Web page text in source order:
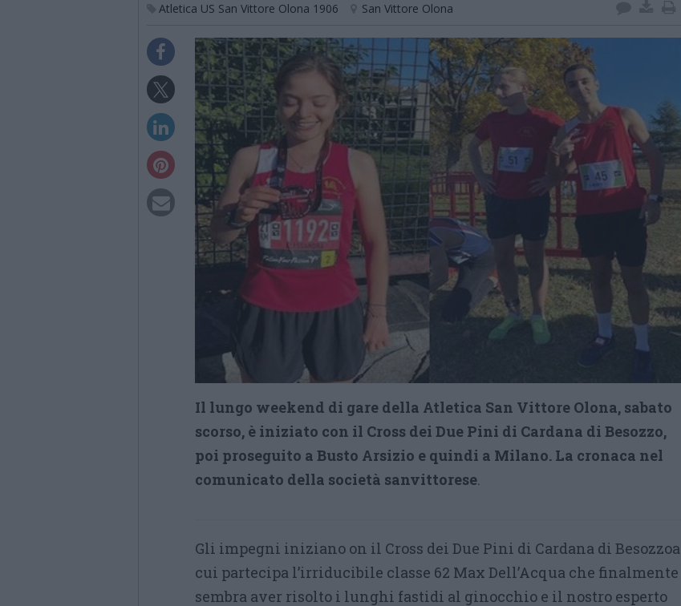
Atletica US San Vittore Olona 1906 San Vittore Olona
Il lungo weekend di gare della Atletica San Vittore Olona, sabato
scorso, è iniziato con il Cross dei Due Pini di Cardana di Besozzo,
poi proseguito a Busto Arsizio e quindi a Milano. La cronaca nel
comunicato della società sanvittorese.
Gli impegni iniziano on il Cross dei Due Pini di Cardana di Besozzoa
cui partecipa l’irriducibile classe 62 Max Dell’Acqua che finalmente
sembra aver risolto i lunghi fastidi al ginocchio e il nostro esperto